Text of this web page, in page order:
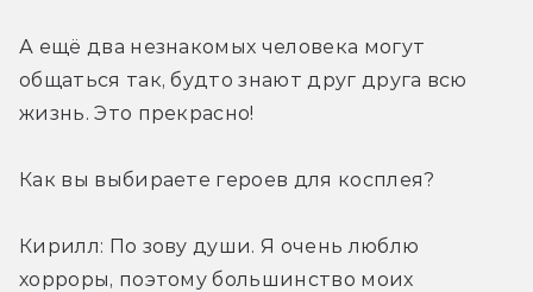
А ещё два незнакомых человека могут
общаться так, будто знают друг друга всю
жизнь. Это прекрасно!
Как вы выбираете героев для косплея?
Кирилл: По зову души. Я очень люблю
хорроры, поэтому большинство моих